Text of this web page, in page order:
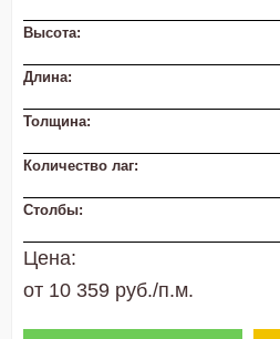
Высота:
Длина:
Толщина:
Количество лаг:
Столбы:
Цена:
от 10 359 руб./п.м.